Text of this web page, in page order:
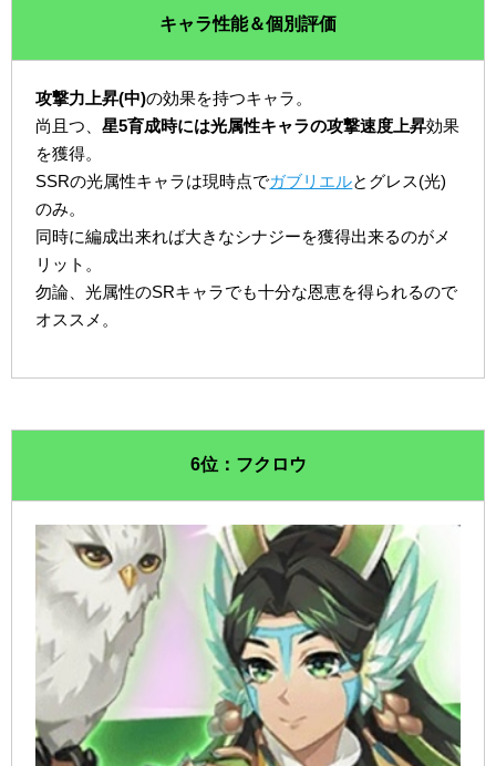
キャラ性能＆個別評価
攻撃力上昇(中)の効果を持つキャラ。
尚且つ、星5育成時には光属性キャラの攻撃速度上昇効果
を獲得。
SSRの光属性キャラは現時点でガブリエルとグレス(光)
のみ。
同時に編成出来れば大きなシナジーを獲得出来るのがメ
リット。
勿論、光属性のSRキャラでも十分な恩恵を得られるので
オススメ。
6位：フクロウ